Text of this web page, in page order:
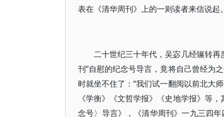
表在《清华周刊》上的一则读者来信说起。
二十世纪三十年代，吴宓几经辗转
刊”自慰的纪念号导言，竟将自己曾经为
时就坐不住了：“我们试一翻阅以前北大
《学衡》《文哲学报》《史地学报》等
念号〉导言》，《清华周刊》一九三四